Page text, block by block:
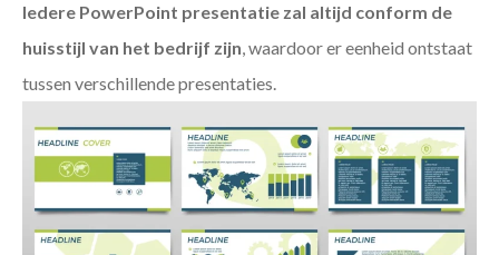
Iedere PowerPoint presentatie zal altijd conform de
huisstijl van het bedrijf zijn, waardoor er eenheid ontstaat
tussen verschillende presentaties.